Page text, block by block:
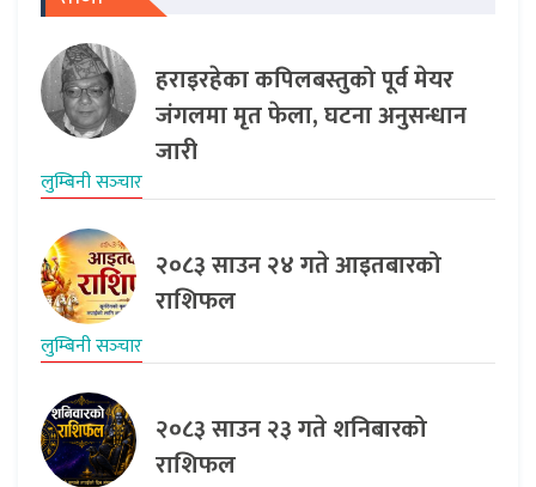
हराइरहेका कपिलबस्तुको पूर्व मेयर
जंगलमा मृत फेला, घटना अनुसन्धान
जारी
लुम्बिनी सञ्‍चार
२०८३ साउन २४ गते आइतबारको
राशिफल
लुम्बिनी सञ्‍चार
२०८३ साउन २३ गते शनिबारको
राशिफल